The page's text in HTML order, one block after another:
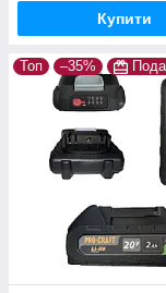
Купити
Топ –35%